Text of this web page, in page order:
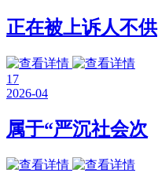
正在被上诉人不供
17
2026-04
属于“严沉社会次